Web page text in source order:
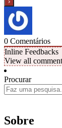
0 Comentários
Inline Feedbacks
View all
Procurar
Sobre